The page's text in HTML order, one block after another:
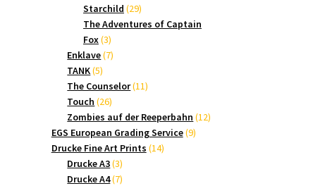
Produkte
Starchild 2929
Produkte
The Adventures of Captain
Fox 33
Produkte
Enklave 77
TANK 55
Produkte
The Counselor 1111
Touch 2626
Produkte
Zombies auf der Reeperbahn 1212
EGS European Grading Service 99
Drucke Fine Art Prints 1414
Drucke A3 33
Produkte
Drucke A4 77